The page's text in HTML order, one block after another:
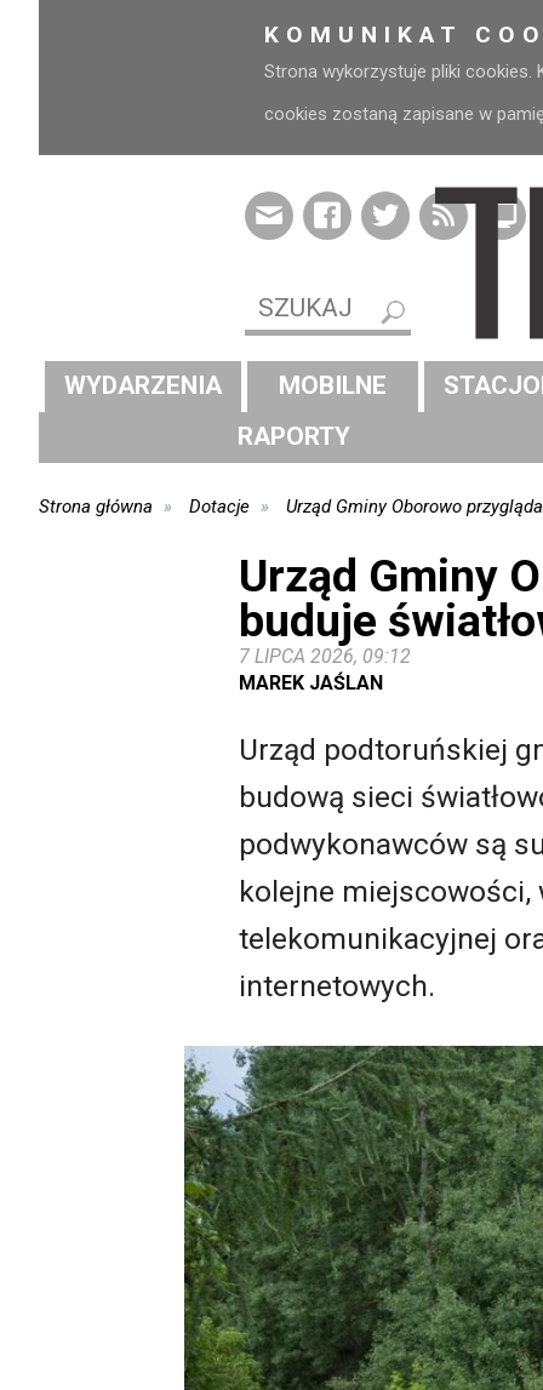
KOMUNIKAT
Strona wykorzystuje pliki cookies.
cookies zostaną zapisane w
WYDARZENIA MOBILNE
RAPORTY
Strona główna Dotacje Urząd Gminy Oborowo
Urząd Gminy
buduje
7 LIPCA 2026, 09:12
MAREK JAŚLAN
Urząd podtoruńskiej
budową sieci
podwykonawców są
kolejne
telekomunikacyjnej
internetowych.